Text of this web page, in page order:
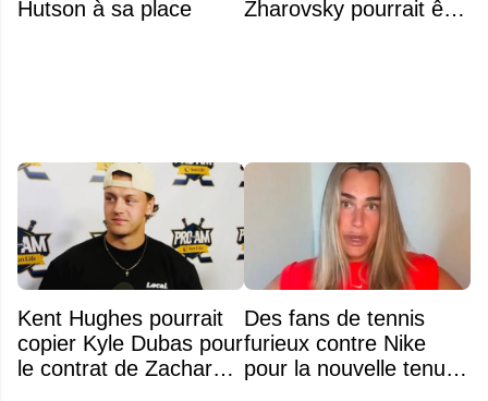
Hutson à sa place
Zharovsky pourrait être
Kent Hughes pourrait
copier Kyle Dubas pour
le contrat de Zachary
Des fans de tennis
furieux contre Nike
pour la nouvelle tenue